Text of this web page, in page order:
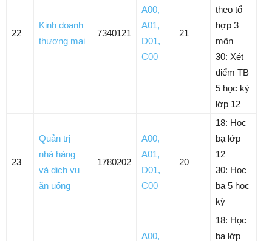
22
Kinh doanh
thương mại
7340121
A00,
A01,
D01,
C00
21
theo tổ
hợp 3
môn
30: Xét
điểm TB
5 học kỳ
lớp 12
23
Quản trị
nhà hàng
và dịch vụ
ăn uống
1780202
A00,
A01,
D01,
C00
20
18: Học
bạ lớp
12
30: Học
bạ 5 học
kỳ
A00,
18: Học
bạ lớp